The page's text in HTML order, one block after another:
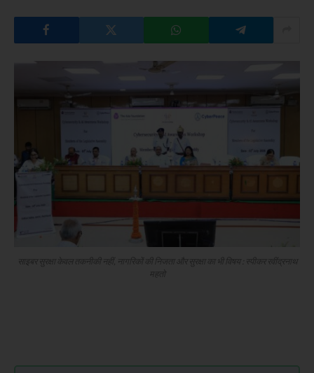
साइबर सुरक्षा केवल तकनीकी नहीं, नागरिकों की निजता और सुरक्षा का भी विषय : स्पीकर रवींद्रनाथ